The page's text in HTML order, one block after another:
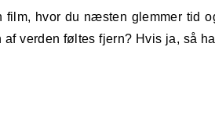
verden føltes fjern? Hvis ja, så